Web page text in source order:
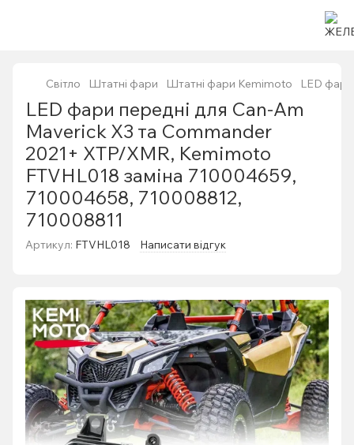
Світло Штатні фари Штатні фари Kemimoto LED
LED фари передні для Can-Am
Maverick X3 та Commander
2021+ XTP/XMR, Kemimoto
FTVHL018 заміна 710004659,
710004658, 710008812,
710008811
Артикул: FTVHL018 Написати відгук